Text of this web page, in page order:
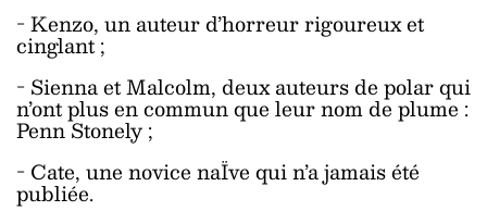
- Kenzo, un auteur d’horreur rigoureux et
cinglant ;
- Sienna et Malcolm, deux auteurs de polar qui
n’ont plus en commun que leur nom de plume :
Penn Stonely ;
- Cate, une novice naÏve qui n’a jamais été
publiée.